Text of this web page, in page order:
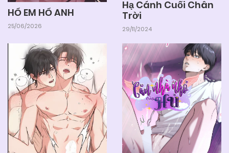
HỔ EM HỔ ANH
25/06/2026
Hạ Cánh Cuối Chân
Trời
29/11/2024